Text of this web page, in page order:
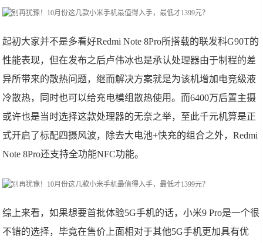
起初大家并不是多看好Redmi Note 8Pro所搭载的联发科G90T的
性能表现，但在发布之后卢伟冰也是承认处理器由于制程的差
异所带来的散热问题，继而解决方案就是为该机增加电竞级液
冷散热，同时也可以给充电模组散热使用。而6400万后置主摄
或许也是当时选择这款处理器的无奈之举，至此千元机算是正
式开启了标配四摄风波，除去大电池+快充的组合之外，Redmi
Note 8Pro还支持全功能NFC功能。
综上来看，如果想要首批体验5G手机的话，小米9 Pro是一个很
不错的选择，毕竟在售价上面相对于其他5G手机更加具有优